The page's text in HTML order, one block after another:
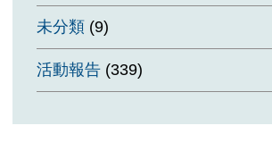
未分類(9)
活動報告(339)